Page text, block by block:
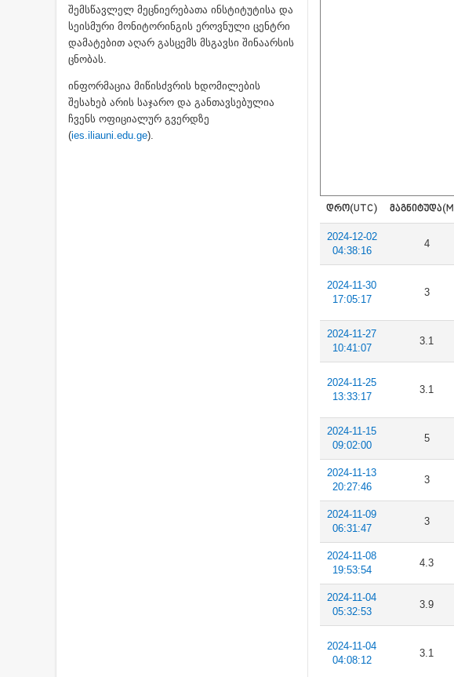
შემსწავლელ მეცნიერებათა ინსტიტუტისა და
სეისმური მონიტორინგის ეროვნული ცენტრი
დამატებით აღარ გასცემს მსგავსი შინაარსის
ცნობას.
ინფორმაცია მიწისძვრის ხდომილების
შესახებ არის საჯარო და განთავსებულია
ჩვენს ოფიციალურ გვერდზე
(ies.iliauni.edu.ge).
ᲓᲠᲝ(UTC)
2024-12-02
04:38:16
4
2024-11-30
17:05:17
3
2024-11-27
10:41:07
3.1
2024-11-25
13:33:17
3.1
2024-11-15
09:02:00
5
2024-11-13
20:27:46
3
2024-11-09
06:31:47
3
2024-11-08
19:53:54
4.3
2024-11-04
05:32:53
3.9
2024-11-04
04:08:12
3.1